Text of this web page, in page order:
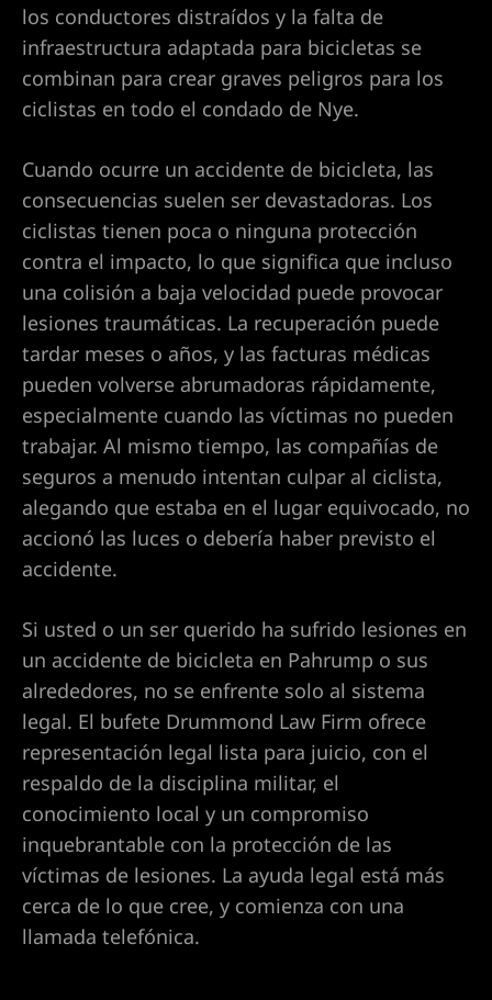
real
los conductores distraídos y la falta de
infraestructura adaptada para bicicletas se
combinan para crear graves peligros para los
ciclistas en todo el condado de Nye.
Cuando ocurre un accidente de bicicleta, las
consecuencias suelen ser devastadoras. Los
ciclistas tienen poca o ninguna protección
contra el impacto, lo que significa que incluso
una colisión a baja velocidad puede provocar
lesiones traumáticas. La recuperación puede
tardar meses o años, y las facturas médicas
pueden volverse abrumadoras rápidamente,
especialmente cuando las víctimas no pueden
trabajar. Al mismo tiempo, las compañías de
seguros a menudo intentan culpar al ciclista,
alegando que estaba en el lugar equivocado, no
accionó las luces o debería haber previsto el
accidente.
Si usted o un ser querido ha sufrido lesiones en
un accidente de bicicleta en Pahrump o sus
alrededores, no se enfrente solo al sistema
legal. El bufete Drummond Law Firm ofrece
representación legal lista para juicio, con el
respaldo de la disciplina militar, el
conocimiento local y un compromiso
inquebrantable con la protección de las
víctimas de lesiones. La ayuda legal está más
cerca de lo que cree, y comienza con una
llamada telefónica.
de
en Las
en
de
Las
Las
Las